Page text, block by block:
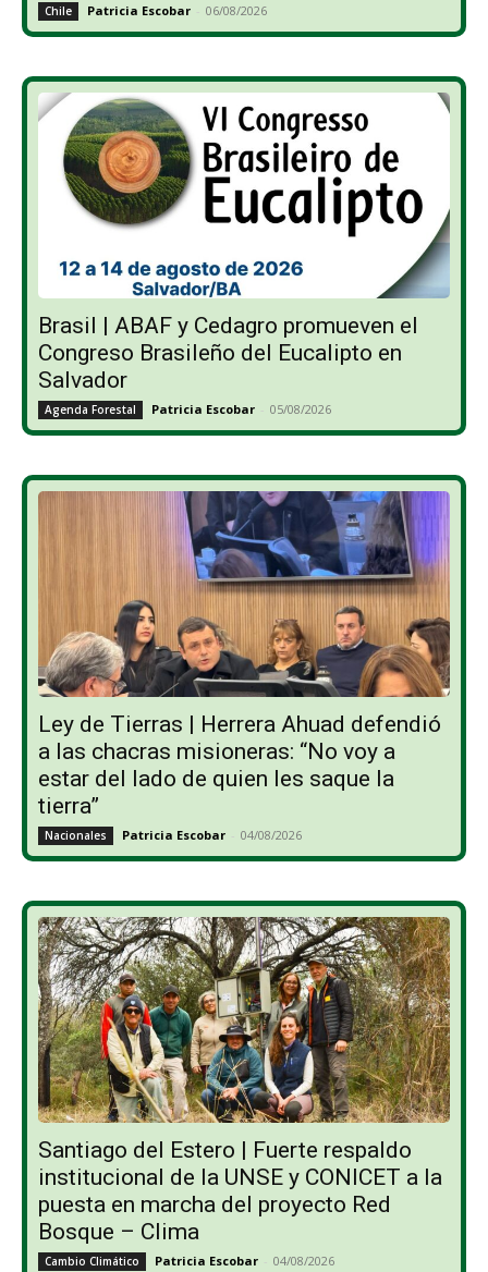
Chile Patricia Escobar - 06/08/2026
Brasil | ABAF y Cedagro promueven el
Congreso Brasileño del Eucalipto en
Salvador
Agenda Forestal Patricia Escobar - 05/08/2026
Ley de Tierras | Herrera Ahuad defendió
a las chacras misioneras: “No voy a
estar del lado de quien les saque la
tierra”
Nacionales Patricia Escobar - 04/08/2026
Santiago del Estero | Fuerte respaldo
institucional de la UNSE y CONICET a la
puesta en marcha del proyecto Red
Bosque – Clima
Cambio Climático Patricia Escobar - 04/08/2026